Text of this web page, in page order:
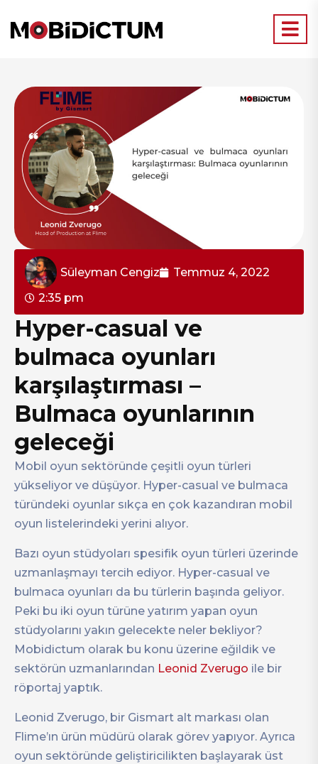
Süleyman Cengiz
Temmuz 4, 2022
2:35 pm
Hyper-casual ve
bulmaca oyunları
karşılaştırması –
Bulmaca oyunlarının
geleceği
Mobil oyun sektöründe çeşitli oyun türleri
yükseliyor ve düşüyor. Hyper-casual ve bulmaca
türündeki oyunlar sıkça en çok kazandıran mobil
oyun listelerindeki yerini alıyor.
Bazı oyun stüdyoları spesifik oyun türleri üzerinde
uzmanlaşmayı tercih ediyor. Hyper-casual ve
bulmaca oyunları da bu türlerin başında geliyor.
Peki bu iki oyun türüne yatırım yapan oyun
stüdyolarını yakın gelecekte neler bekliyor?
Mobidictum olarak bu konu üzerine eğildik ve
sektörün uzmanlarından Leonid Zverugo ile bir
röportaj yaptık.
Leonid Zverugo, bir Gismart alt markası olan
Flime’ın ürün müdürü olarak görev yapıyor. Ayrıca
oyun sektöründe geliştiricilikten başlayarak üst